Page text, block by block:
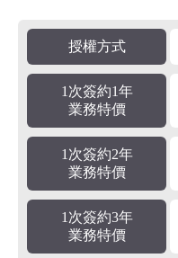
授權方式
1次簽約1年
業務特價
1次簽約2年
業務特價
1次簽約3年
業務特價